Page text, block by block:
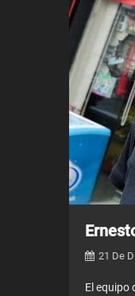
21 De
El equipo